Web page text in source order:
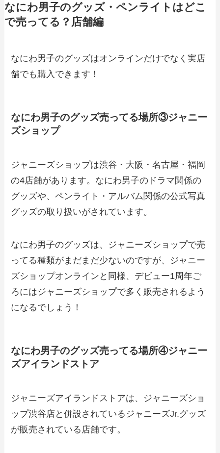
なにわ男子のグッズ・ペンライトはどこ
で売ってる？店舗編
なにわ男子のグッズはオンラインだけでなく実店
舗でも購入できます！
なにわ男子のグッズ売ってる場所③ジャニー
ズショップ
ジャニーズショップは渋谷・大阪・名古屋・福岡
の4店舗があります。なにわ男子のドラマ関係の
グッズや、ペンライト・アルバム関係の公式写真
グッズの取り扱いがされています。
なにわ男子のグッズは、ジャニーズショップで売
ってる種類がまだまだ少ないのですが、ジャニー
ズショップオンラインと同様、デビュー1周年ご
ろにはジャニーズショップで多く販売されるよう
になるでしょう！
なにわ男子のグッズ売ってる場所④ジャニー
ズアイランドストア
ジャニーズアイランドストアは、ジャニーズショ
ップ渋谷店と併設されているジャニーズJr.グッズ
が販売されている店舗です。